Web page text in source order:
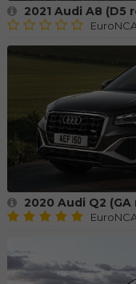
2021 Audi A8 (D5
2020 Audi Q2